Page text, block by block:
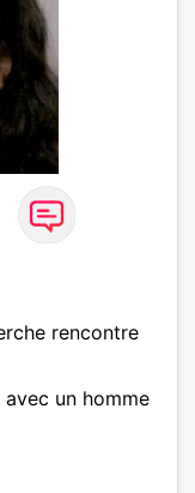
rencontre
un homme